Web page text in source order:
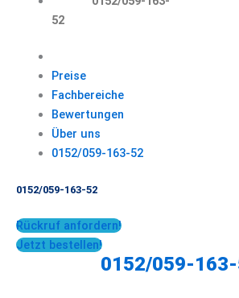
52
Preise
Fachbereiche
Bewertungen
Über uns
0152/059-163-52
0152/059-163-52
Rückruf anfordern!
Jetzt bestellen!
0152/059-